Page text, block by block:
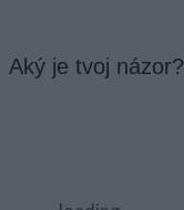
Aký je tvoj názor?